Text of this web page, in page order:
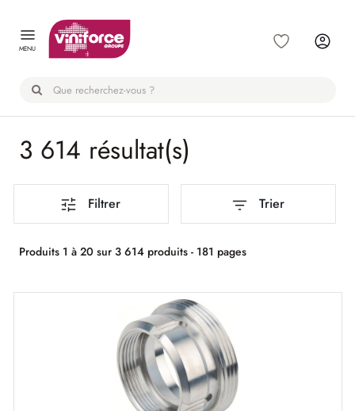
MENU
3 614 résultat(s)
Filtrer Trier
Produits 1 à 20 sur 3 614 produits - 181 pages